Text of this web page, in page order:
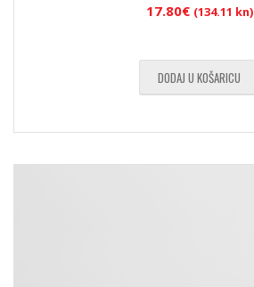
17.80€ (134.11 kn)
DODAJ U KOŠARICU